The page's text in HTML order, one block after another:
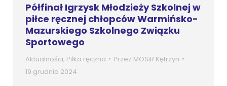
Półfinał Igrzysk Młodzieży Szkolnej w
piłce ręcznej chłopców Warmińsko-
Mazurskiego Szkolnego Związku
Sportowego
Aktualności, Piłka ręczna Przez MOSiR Kętrzyn
19 grudnia 2024